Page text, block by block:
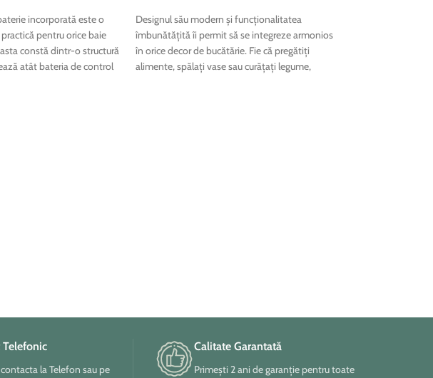
incorporată este o
pentru orice baie
constă dintr-o structură
atât bateria de control
Designul său modern și funcționalitatea
îmbunătățită îi permit să se integreze armonios
în orice decor de bucătărie. Fie că pregătiți
alimente, spălați vase sau curățați legume,
la Telefon sau pe
Calitate Garantată
Primești 2 ani de garanție pentru toate